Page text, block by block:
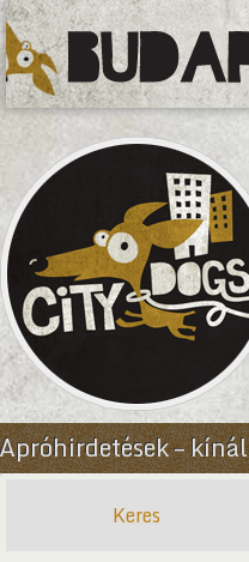
Apróhirdetések – kínál
Keres